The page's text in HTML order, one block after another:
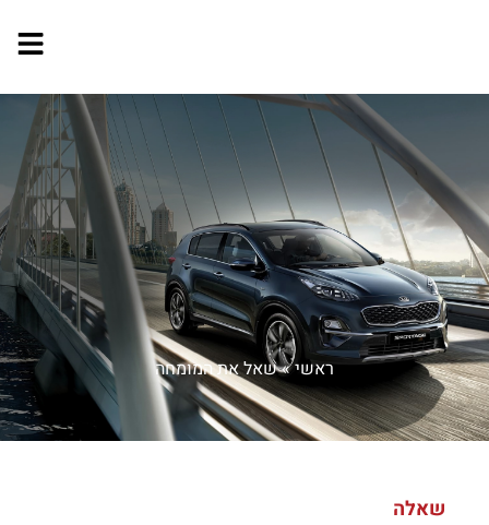
ראשי»שאל את המומחה
שאלה